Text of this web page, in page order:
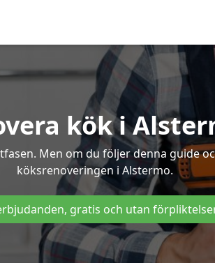
kök i
Men om du följer denna guide
köksrenoveringen i Alstermo.
gratis och utan